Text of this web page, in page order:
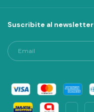
Suscribite al newsletter